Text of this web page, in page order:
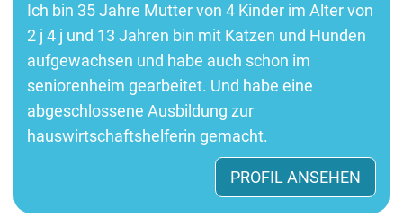
Ich bin 35 Jahre Mutter von 4 Kinder im Alter von
2 j 4 j und 13 Jahren bin mit Katzen und Hunden
aufgewachsen und habe auch schon im
seniorenheim gearbeitet. Und habe eine
abgeschlossene Ausbildung zur
hauswirtschaftshelferin gemacht.
PROFIL ANSEHEN